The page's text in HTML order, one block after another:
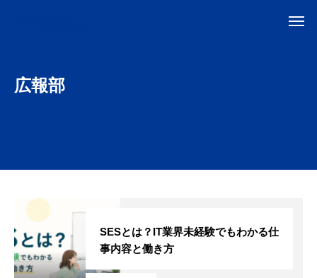
広報部
SESとは？IT業界未経験でもわかる仕
事内容と働き方